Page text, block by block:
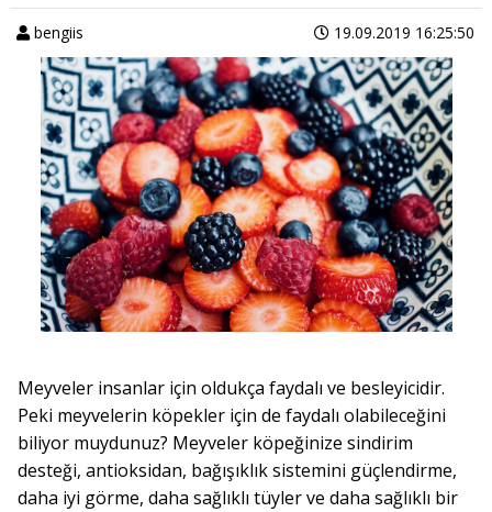
bengiis 19.09.2019 16:25:50
Meyveler insanlar için oldukça faydalı ve besleyicidir.
Peki meyvelerin köpekler için de faydalı olabileceğini
biliyor muydunuz? Meyveler köpeğinize sindirim
desteği, antioksidan, bağışıklık sistemini güçlendirme,
daha iyi görme, daha sağlıklı tüyler ve daha sağlıklı bir